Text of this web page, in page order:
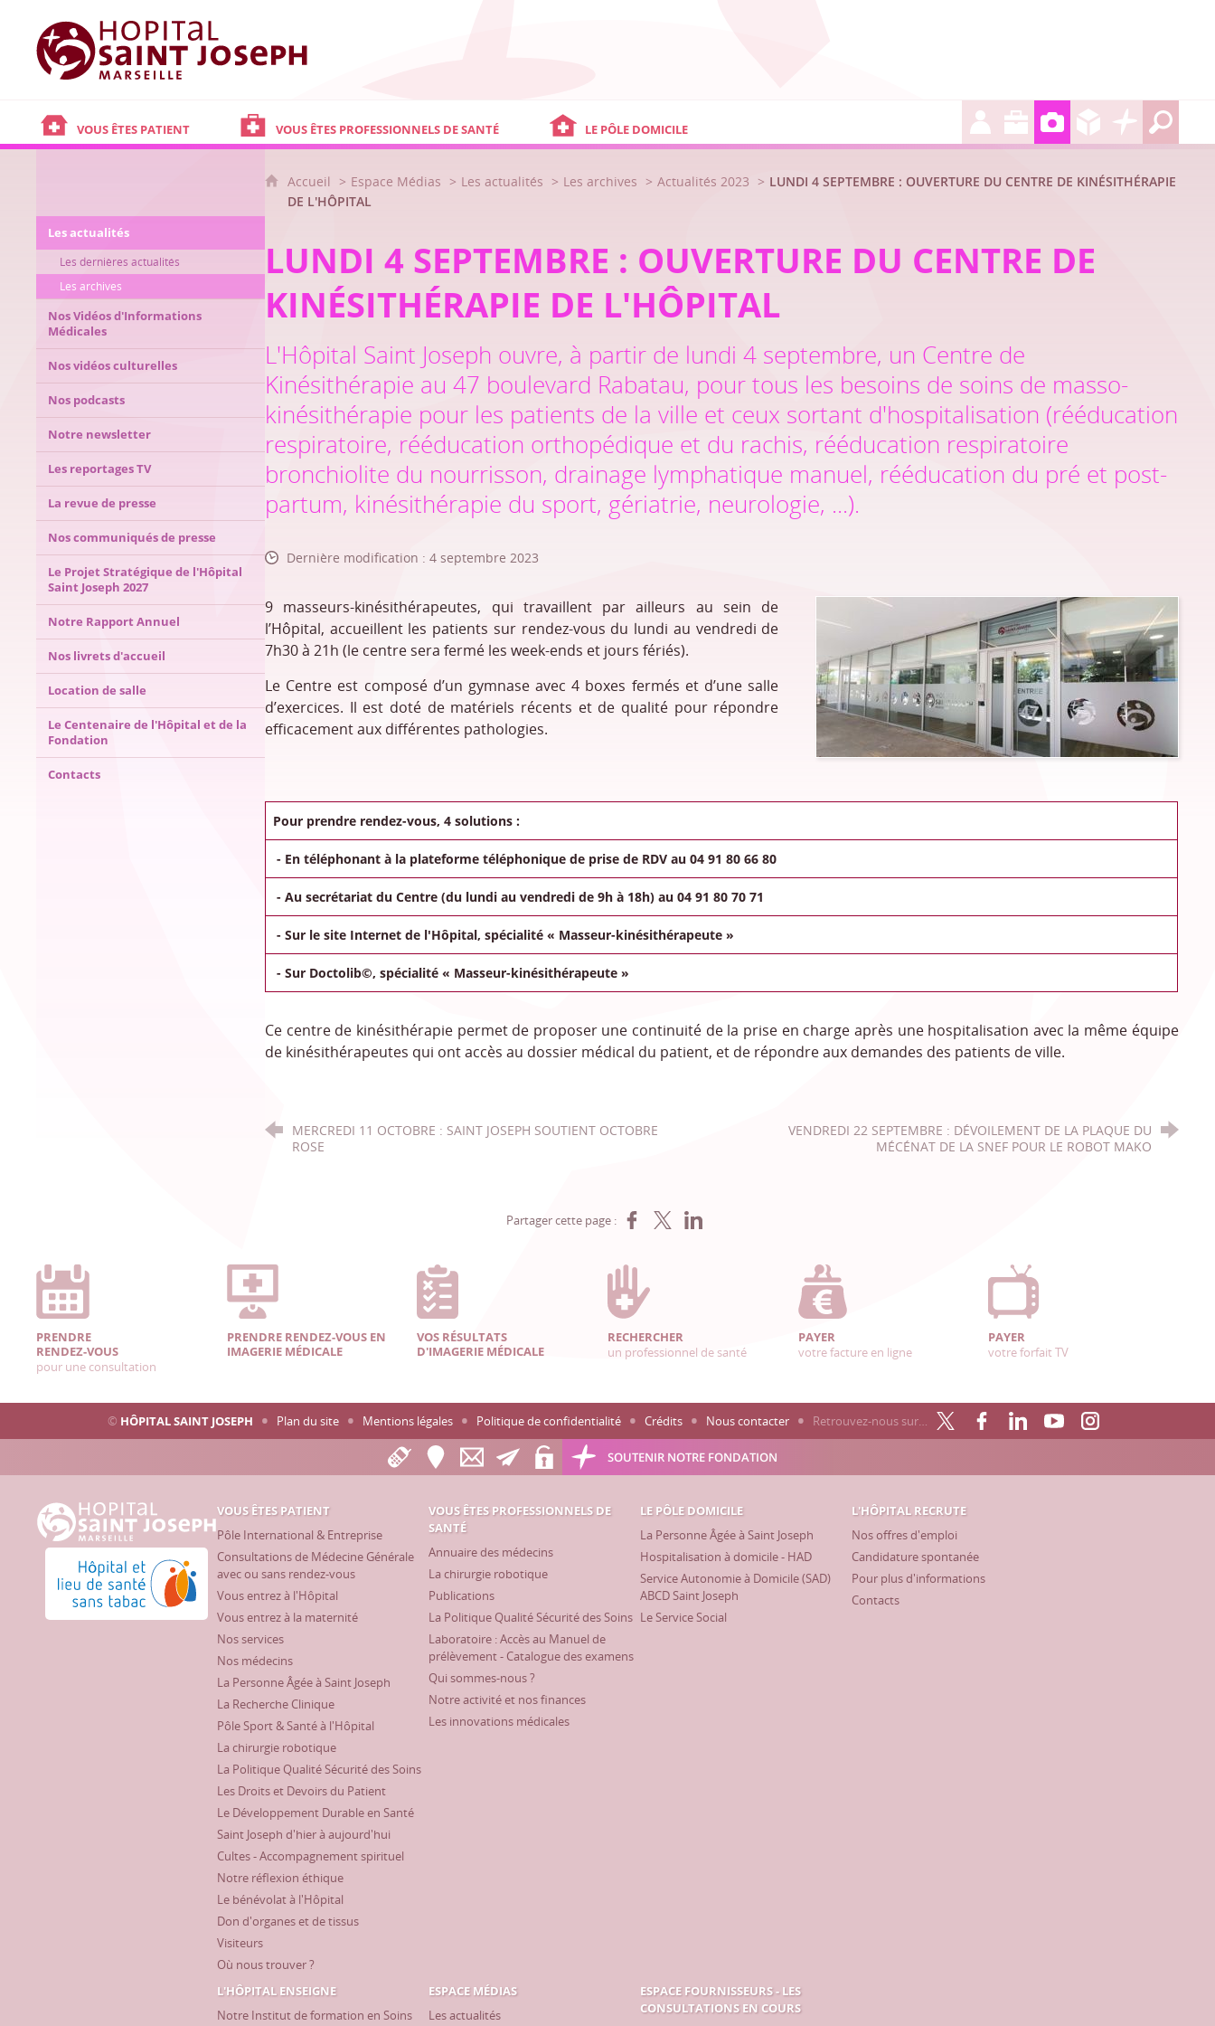
Hôpital Saint Joseph - Marseille
VOUS ÊTES PATIENT VOUS ÊTES PROFESSIONNELS DE SANTÉ LE PÔLE DOMICILE
Les actualités
Les dernières actualités
Les archives
Nos Vidéos d'Informations
Médicales
Nos vidéos culturelles
Nos podcasts
Notre newsletter
Les reportages TV
La revue de presse
Nos communiqués de presse
Le Projet Stratégique de l'Hôpital
Saint Joseph 2027
Notre Rapport Annuel
Nos livrets d'accueil
Location de salle
Le Centenaire de l'Hôpital et de la
Fondation
Contacts
Accueil Espace Médias Les actualités Les archives Actualités 2023
LUNDI 4 SEPTEMBRE : OUVERTURE DU CENTRE DE KINÉSITHÉRAPIE
DE L'HÔPITAL
LUNDI 4 SEPTEMBRE : OUVERTURE DU CENTRE DE
KINÉSITHÉRAPIE DE L'HÔPITAL
L'Hôpital Saint Joseph ouvre, à partir de lundi 4 septembre, un Centre de
Kinésithérapie au 47 boulevard Rabatau, pour tous les besoins de soins de masso-
kinésithérapie pour les patients de la ville et ceux sortant d'hospitalisation (rééducation
respiratoire, rééducation orthopédique et du rachis, rééducation respiratoire
bronchiolite du nourrisson, drainage lymphatique manuel, rééducation du pré et post-
partum, kinésithérapie du sport, gériatrie, neurologie, ...).
Dernière modification : 4 septembre 2023
9 masseurs-kinésithérapeutes, qui travaillent par ailleurs au sein de
l’Hôpital, accueillent les patients sur rendez-vous du lundi au vendredi de
7h30 à 21h (le centre sera fermé les week-ends et jours fériés).
Le Centre est composé d’un gymnase avec 4 boxes fermés et d’une salle
d’exercices. Il est doté de matériels récents et de qualité pour répondre
efficacement aux différentes pathologies.
Pour prendre rendez-vous, 4 solutions :
- En téléphonant à la plateforme téléphonique de prise de RDV au 04 91 80 66 80
- Au secrétariat du Centre (du lundi au vendredi de 9h à 18h) au 04 91 80 70 71
- Sur le site Internet de l'Hôpital, spécialité « Masseur-kinésithérapeute »
- Sur Doctolib©, spécialité « Masseur-kinésithérapeute »
Ce centre de kinésithérapie permet de proposer une continuité de la prise en charge après une hospitalisation avec la même équipe
de kinésithérapeutes qui ont accès au dossier médical du patient, et de répondre aux demandes des patients de ville.
MERCREDI 11 OCTOBRE : SAINT JOSEPH SOUTIENT OCTOBRE
ROSE
VENDREDI 22 SEPTEMBRE : DÉVOILEMENT DE LA PLAQUE DU
MÉCÉNAT DE LA SNEF POUR LE ROBOT MAKO
Partager cette page : Partager sur Facebook
Partager sur XPartager sur LinkedIn
PRENDRE
RENDEZ-VOUS
pour une consultation
PRENDRE RENDEZ-VOUS EN
IMAGERIE MÉDICALE
VOS RÉSULTATS
D'IMAGERIE MÉDICALE
RECHERCHER
un professionnel de santé
PAYER
votre facture en ligne
PAYER
votre forfait TV
© HÔPITAL SAINT JOSEPH Plan du site Mentions légales Politique de confidentialité Crédits Nous contacter Retrouvez-nous sur…
SOUTENIR NOTRE FONDATION
Hôpital Saint Joseph - Marseille
Hôpital et lieu de santé sans tabac
VOUS ÊTES PATIENT
Pôle International & Entreprise
Consultations de Médecine Générale
avec ou sans rendez-vous
Vous entrez à l'Hôpital
Vous entrez à la maternité
Nos services
Nos médecins
La Personne Âgée à Saint Joseph
La Recherche Clinique
Pôle Sport & Santé à l'Hôpital
La chirurgie robotique
La Politique Qualité Sécurité des Soins
Les Droits et Devoirs du Patient
Le Développement Durable en Santé
Saint Joseph d'hier à aujourd'hui
Cultes - Accompagnement spirituel
Notre réflexion éthique
Le bénévolat à l'Hôpital
Don d'organes et de tissus
Visiteurs
Où nous trouver ?
VOUS ÊTES PROFESSIONNELS DE
SANTÉ
Annuaire des médecins
La chirurgie robotique
Publications
La Politique Qualité Sécurité des Soins
Laboratoire : Accès au Manuel de
prélèvement - Catalogue des examens
Qui sommes-nous ?
Notre activité et nos finances
Les innovations médicales
LE PÔLE DOMICILE
La Personne Âgée à Saint Joseph
Hospitalisation à domicile - HAD
Service Autonomie à Domicile (SAD)
ABCD Saint Joseph
Le Service Social
L'HÔPITAL RECRUTE
Nos offres d'emploi
Candidature spontanée
Pour plus d'informations
Contacts
L'HÔPITAL ENSEIGNE
Notre Institut de formation en Soins
ESPACE MÉDIAS
Les actualités
ESPACE FOURNISSEURS - LES
CONSULTATIONS EN COURS